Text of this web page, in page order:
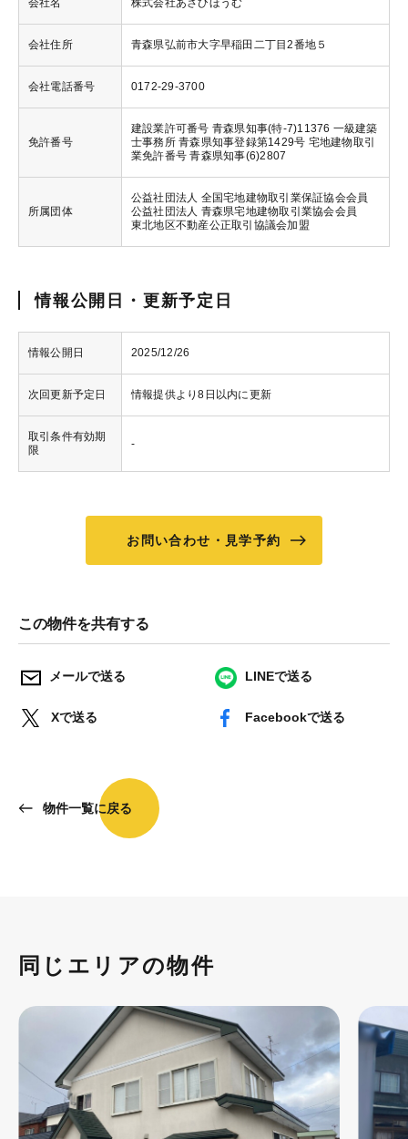
会社名 株式会社あさひほうむ
会社住所 青森県弘前市大字早稲田二丁目2番地５
会社電話番号 0172-29-3700
免許番号
建設業許可番号 青森県知事(特-7)11376 一級建築
士事務所 青森県知事登録第1429号 宅地建物取引
業免許番号 青森県知事(6)2807
所属団体
公益社団法人 全国宅地建物取引業保証協会会員
公益社団法人 青森県宅地建物取引業協会会員
東北地区不動産公正取引協議会加盟
情報公開日・更新予定日
情報公開日 2025/12/26
次回更新予定日 情報提供より8日以内に更新
取引条件有効期
限
-
お問い合わせ・見学予約
この物件を共有する
メールで送る LINEで送る
Xで送る Facebookで送る
物件一覧に戻る
同じエリアの物件